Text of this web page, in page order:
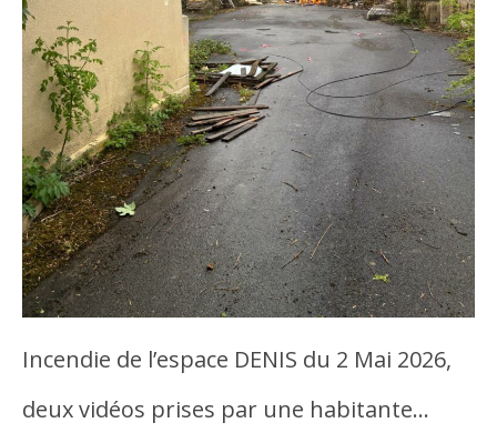
Incendie de l’espace DENIS du 2 Mai 2026,
deux vidéos prises par une habitante…